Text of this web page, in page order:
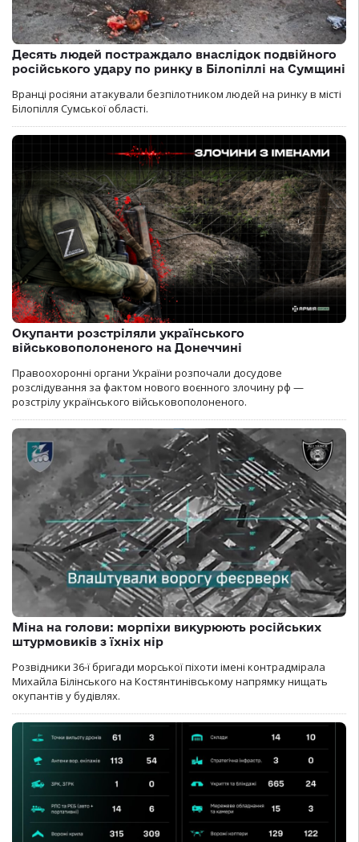
Десять людей постраждало внаслідок подвійного
російського удару по ринку в Білопіллі на Сумщині
Вранці росіяни атакували безпілотником людей на ринку в місті
Білопілля Сумської області.
Окупанти розстріляли українського
військовополоненого на Донеччині
Правоохоронні органи України розпочали досудове
розслідування за фактом нового воєнного злочину рф —
розстрілу українського військовополоненого.
Міна на голови: морпіхи викурюють російських
штурмовиків з їхніх нір
Розвідники 36-ї бригади морської піхоти імені контрадмірала
Михайла Білінського на Костянтинівському напрямку нищать
окупантів у будівлях.